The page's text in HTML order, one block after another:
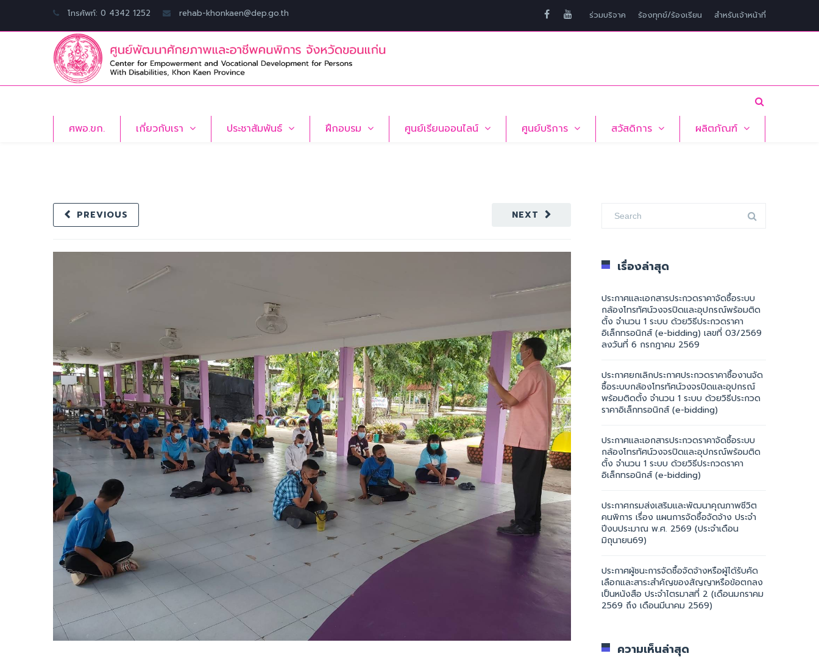
โทรศัพท์: 0 4342 1252 rehab-khonkaen@dep.go.th ร่วมบริจาค ร้องทุกข์/ร้องเรียน สำหรับเจ้าหน้าที่
ศพอ.ขก. เกี่ยวกับเรา ประชาสัมพันธ์ ฝึกอบรม ศูนย์เรียนออนไลน์ ศูนย์บริการ สวัสดิการ ผลิตภัณฑ์
NEXT
PREVIOUS
เรื่องล่าสุด
ประกาศและเอกสารประกวดราคาจัดซื้อระบบ
กล้องโทรทัศน์วงจรปิดและอุปกรณ์พร้อมติด
ตั้ง จำนวน 1 ระบบ ด้วยวิธีประกวดราคา
อิเล็กทรอนิกส์ (e-bidding) เลขที่ 03/2569
ลงวันที่ 6 กรกฎาคม 2569
ประกาศยกเลิกประกาศประกวดราคาซื้องานจัด
ซื้อระบบกล้องโทรทัศน์วงจรปิดและอุปกรณ์
พร้อมติดตั้ง จำนวน 1 ระบบ ด้วยวิธีประกวด
ราคาอิเล็กทรอนิกส์ (e-bidding)
ประกาศและเอกสารประกวดราคาจัดซื้อระบบ
กล้องโทรทัศน์วงจรปิดและอุปกรณ์พร้อมติด
ตั้ง จำนวน 1 ระบบ ด้วยวิธีประกวดราคา
อิเล็กทรอนิกส์ (e-bidding)
ประกาศกรมส่งเสริมและพัฒนาคุณภาพชีวิต
คนพิการ เรื่อง แผนการจัดซื้อจัดจ้าง ประจำ
ปีงบประมาณ พ.ศ. 2569 (ประจำเดือน
มิถุนายน69)
ประกาศผู้ชนะการจัดซื้อจัดจ้างหรือผู้ได้รับคัด
เลือกและสาระสำคัญของสัญญาหรือข้อตกลง
เป็นหนังสือ ประจำไตรมาสที่ 2 (เดือนมกราคม
2569 ถึง เดือนมีนาคม 2569)
ความเห็นล่าสุด